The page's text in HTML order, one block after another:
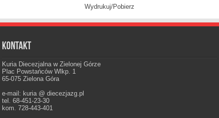
Wydrukuj/Pobierz
Kontakt
Kuria Diecezjalna w Zielonej Górze
Plac Powstańców Wlkp. 1
65-075 Zielona Góra
e-mail: kuria @ diecezjazg.pl
tel. 68-451-23-30
kom. 728-443-401